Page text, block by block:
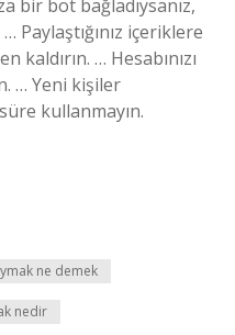
bir bot bağladıysanız,
Paylaştığınız içeriklere
… Hesabınızı
… Yeni kişiler
kullanmayın.
ne demek
nedir